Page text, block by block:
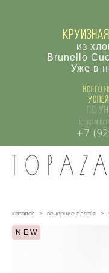
из
Brunello
Уже в
Всего
по
по всем
+7
каталог > вечерние платья >
NEW